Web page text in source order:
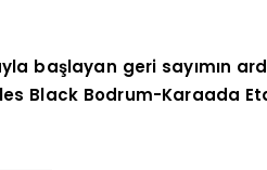
başlayan geri sayımın
Black Bodrum-Karaada